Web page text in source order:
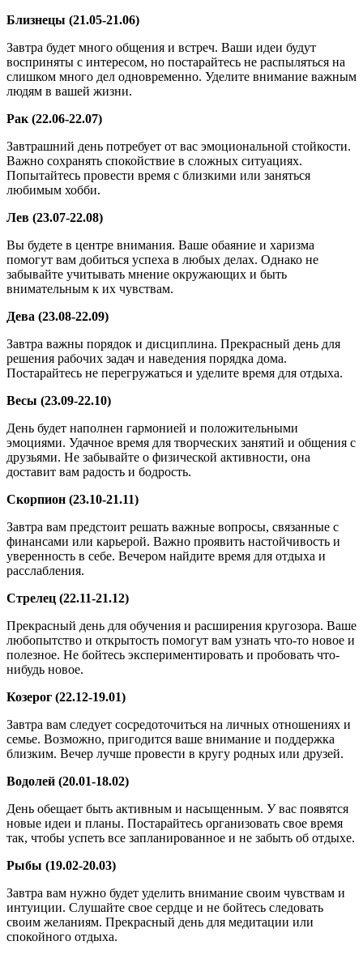
Близнецы (21.05-21.06)
Завтра будет много общения и встреч. Ваши идеи будут
восприняты с интересом, но постарайтесь не распыляться на
слишком много дел одновременно. Уделите внимание важным
людям в вашей жизни.
Рак (22.06-22.07)
Завтрашний день потребует от вас эмоциональной стойкости.
Важно сохранять спокойствие в сложных ситуациях.
Попытайтесь провести время с близкими или заняться
любимым хобби.
Лев (23.07-22.08)
Вы будете в центре внимания. Ваше обаяние и харизма
помогут вам добиться успеха в любых делах. Однако не
забывайте учитывать мнение окружающих и быть
внимательным к их чувствам.
Дева (23.08-22.09)
Завтра важны порядок и дисциплина. Прекрасный день для
решения рабочих задач и наведения порядка дома.
Постарайтесь не перегружаться и уделите время для отдыха.
Весы (23.09-22.10)
День будет наполнен гармонией и положительными
эмоциями. Удачное время для творческих занятий и общения с
друзьями. Не забывайте о физической активности, она
доставит вам радость и бодрость.
Скорпион (23.10-21.11)
Завтра вам предстоит решать важные вопросы, связанные с
финансами или карьерой. Важно проявить настойчивость и
уверенность в себе. Вечером найдите время для отдыха и
расслабления.
Стрелец (22.11-21.12)
Прекрасный день для обучения и расширения кругозора. Ваше
любопытство и открытость помогут вам узнать что-то новое и
полезное. Не бойтесь экспериментировать и пробовать что-
нибудь новое.
Козерог (22.12-19.01)
Завтра вам следует сосредоточиться на личных отношениях и
семье. Возможно, пригодится ваше внимание и поддержка
близким. Вечер лучше провести в кругу родных или друзей.
Водолей (20.01-18.02)
День обещает быть активным и насыщенным. У вас появятся
новые идеи и планы. Постарайтесь организовать свое время
так, чтобы успеть все запланированное и не забыть об отдыхе.
Рыбы (19.02-20.03)
Завтра вам нужно будет уделить внимание своим чувствам и
интуиции. Слушайте свое сердце и не бойтесь следовать
своим желаниям. Прекрасный день для медитации или
спокойного отдыха.